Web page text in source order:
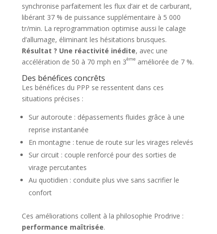
synchronise parfaitement les flux d’air et de carburant,
libérant 37 % de puissance supplémentaire à 5 000
tr/min. La reprogrammation optimise aussi le calage
d’allumage, éliminant les hésitations brusques.
Résultat ? Une réactivité inédite, avec une
accélération de 50 à 70 mph en 3èmeaméliorée de 7 %.
Des bénéfices concrêts
Les bénéfices du PPP se ressentent dans ces
situations précises :
Sur autoroute : dépassements fluides grâce à une
reprise instantanée
En montagne : tenue de route sur les virages relevés
Sur circuit : couple renforcé pour des sorties de
virage percutantes
Au quotidien : conduite plus vive sans sacrifier le
confort
Ces améliorations collent à la philosophie Prodrive :
performance maîtrisée.